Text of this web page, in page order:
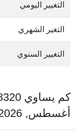
التغيير اليومي
التغير الشهري
التغيير السنوي
أغسطس, 2026